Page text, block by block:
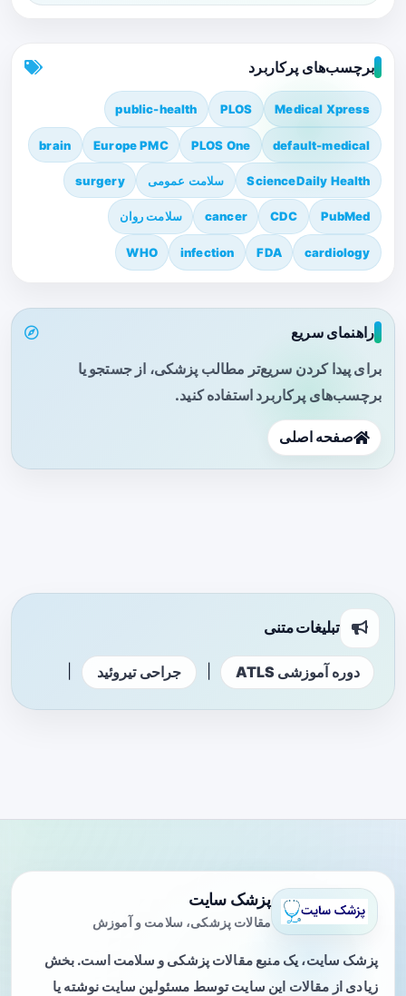
برچسب‌های پرکاربرد
Medical Xpress
PLOS
public-health
default-medical
PLOS One
Europe PMC
brain
ScienceDaily Health سلامت عمومی surgery
PubMed
CDC
cancer سلامت روان
cardiology
FDA
infection
WHO
راهنمای سریع
برای پیدا کردن سریع‌تر مطالب پزشکی، از جستجو یا
برچسب‌های پرکاربرد استفاده کنید.
صفحه اصلی
تبلیغات متنی
دوره آموزشی ATLS جراحی تیروئید
پزشک سایت
مقالات پزشکی، سلامت و آموزش
پزشک سایت، یک منبع مقالات پزشکی و سلامت است. بخش
زیادی از مقالات این سایت توسط مسئولین سایت نوشته یا